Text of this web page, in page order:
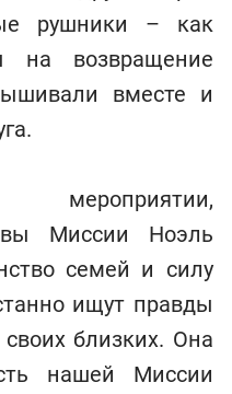
рушники – как
на возвращение
вместе и
Миссии Ноэль
семей и силу
ищут правды
близких. Она
нашей Миссии